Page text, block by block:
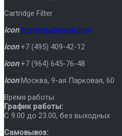
Cartridge Filter
icon filtermeb@gmail.com
icon +7 (495) 409-42-12
icon +7 (964) 645-76-48
icon Москва, 9-ая Парковая, 60
Время работы
График работы:
C 9.00 до 23.00, без выходных
Самовывоз: